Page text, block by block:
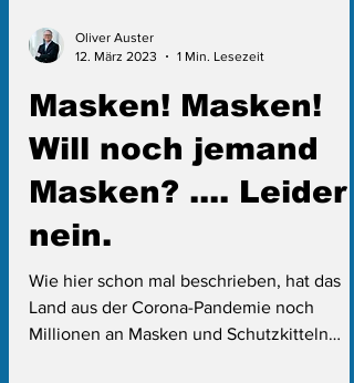
Oliver Auster
12. März 2023
1 Min. Lesezeit
Masken! Masken!
Will noch jemand
Masken? .... Leider
nein.
Wie hier schon mal beschrieben, hat das